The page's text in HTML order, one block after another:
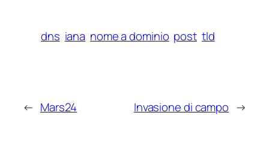
dns iana nome a dominio post tld
← Mars24 Invasione di campo →